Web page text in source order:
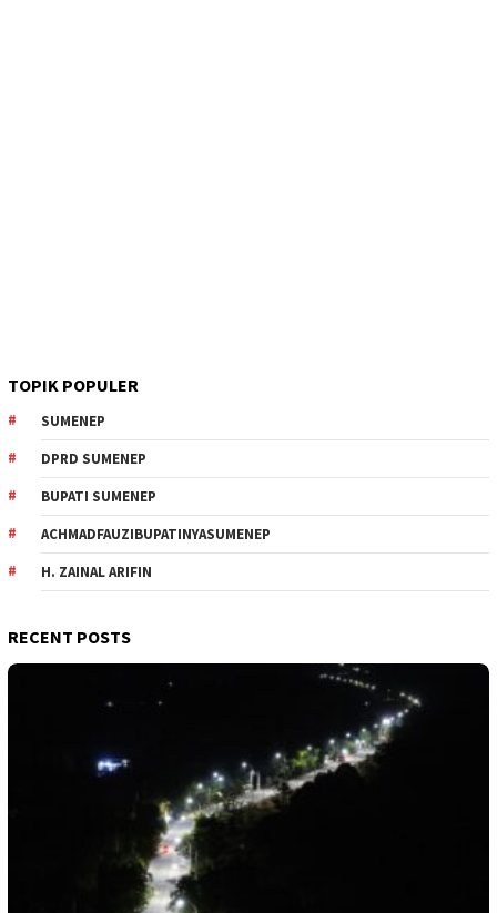
TOPIK POPULER
SUMENEP
DPRD SUMENEP
BUPATI SUMENEP
ACHMADFAUZIBUPATINYASUMENEP
H. ZAINAL ARIFIN
RECENT POSTS